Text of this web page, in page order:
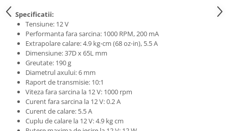
3Doodler
Componente
Componente
Componente E3D
Filament Premium ABS 1.75 mm
Filament Premium ABS 3 mm
Filament Premium PLA 1.75 mm
Filamente Speciale
Prusa I3 DIY Kit
Specificatii:
Tensiune: 12 V
Performanta fara sarcina: 1000 RPM, 200 mA
Extrapolare calare: 4.9 kg⋅cm (68 oz⋅in), 5.5 A
Dimensiune: 37D x 65L mm
Greutate: 190 g
Diametrul axului: 6 mm
Raport de transmisie: 10:1
Viteza fara sarcina la 12 V: 1000 rpm
Curent fara sarcina la 12 V: 0.2 A
Curent de calare: 5.5 A
Cuplu de calare la 12 V: 4.9 kg cm